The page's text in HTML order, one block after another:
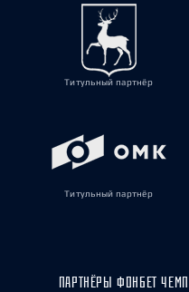
Титульный партнёр
Титульный партнёр
ПАРТНЁРЫ ФОНБЕТ